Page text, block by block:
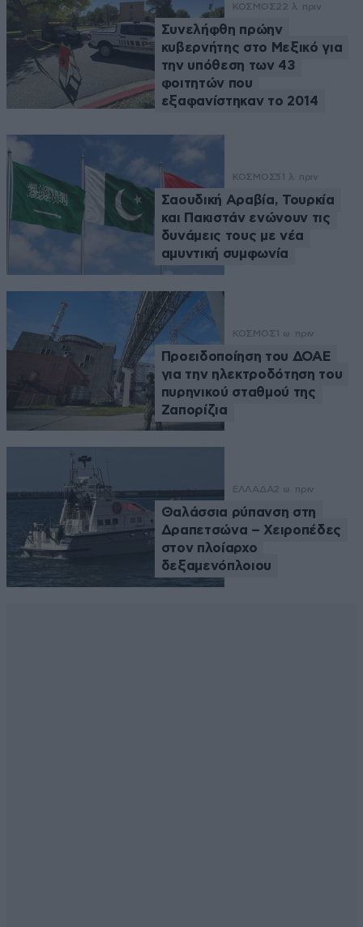
ΚΟΣΜΟΣ22 λ. πριν
Συνελήφθη πρώην
κυβερνήτης στο Μεξικό για
την υπόθεση των 43
φοιτητών που
εξαφανίστηκαν το 2014
ΚΟΣΜΟΣ51 λ. πριν
Σαουδική Αραβία, Τουρκία
και Πακιστάν ενώνουν τις
δυνάμεις τους με νέα
αμυντική συμφωνία
ΚΟΣΜΟΣ 1 ω. πριν
Προειδοποίηση του ΔΟΑΕ
για την ηλεκτροδότηση του
πυρηνικού σταθμού της
Ζαπορίζια
ΕΛΛΑΔΑ2 ω. πριν
Θαλάσσια ρύπανση στη
Δραπετσώνα – Χειροπέδες
στον πλοίαρχο
δεξαμενόπλοιου